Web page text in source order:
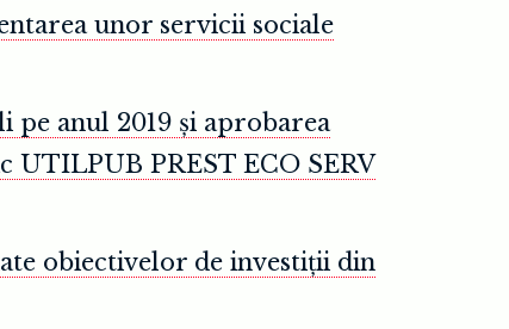
unor servicii sociale
pe anul 2019 și aprobarea
PREST ECO SERV
obiectivelor de investiții din